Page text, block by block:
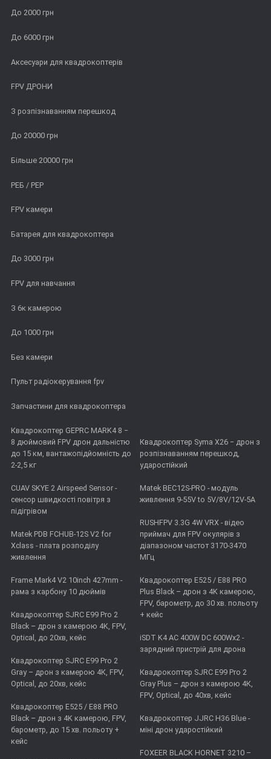
До 2000 грн
До 6000 грн
Аксесуари для квадрокоптерів
FPV ДРОНИ
З розпізнаванням перешкод
До 20000 грн
Більше 20000 грн
РЕБ / РЕР
FPV камери
Батарея для квадрокоптера
До 3000 грн
FPV для навчання
З 6к камерою
До 1000 грн
Без камери
Пульт радіокерування fpv
Запчастини для квадрокоптера
Квадрокоптер GEPRC MARK4 8 −
8 дюймовий FPV дрон дальністю
до 15 км, вантажопідйомність до
2-2,5 кг
CUAV SKYE 2 Airspeed Sensor -
сенсор швидкості повітря з
підігрівом
Matek PDB FCHUB-12S V2 for
Xclass - плата розподілу
живлення
Frame Mark4 V2 10inch 427mm -
рама з карбону 10 дюймів
Квадрокоптер SJRC E99 Pro 2
Black – дрон з камерою 4K, FPV,
Optical, до 20хв, кейс
Квадрокоптер SJRC E99 Pro 2
Gray – дрон з камерою 4К, FPV,
Optical, до 20хв, кейс
Квадрокоптер E525 / E88 PRO
Black – дрон з 4K камерою, FPV,
барометр, до 15 хв. польоту +
кейс
Квадрокоптер Syma X26 − дрон з
розпізнаванням перешкод,
ударостійкий
Matek BEC12S-PRO - модуль
живлення 9-55V to 5V/8V/12V-5A
RUSHFPV 3.3G 4W VRX - відео
приймач для FPV окулярів з
діапазоном частот 3170-3470
МГц
Квадрокоптер E525 / E88 PRO
Plus Black – дрон з 4K камерою,
FPV, барометр, до 30 хв. польоту
+ кейс
iSDT K4 AC 400W DC 600Wx2 -
зарядний пристрій для дрона
Квадрокоптер SJRC E99 Pro 2
Gray Plus – дрон з камерою 4К,
FPV, Optical, до 40хв, кейс
Квадрокоптер JJRC H36 Blue -
міні дрон ударостійкий
FOXEER BLACK HORNET 3210 –